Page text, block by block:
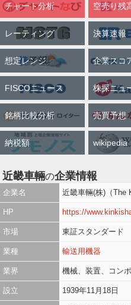
チャート分析 空売り残
レーティング 決算速報
想定レンジ 企業スコ
FISCOニュース 株探ニュ
銘柄比較分析 売買予想
納税額 wikipedia
近畿車輛の企業情報
企業名 近畿車輛(株)（The
HP https://
市場 東証スタンダード
業種 輸送用機器
業界 機械、装置、コン
設立 1939年11月18日